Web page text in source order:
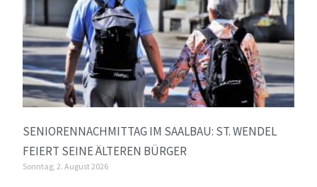
SENIORENNACHMITTAG IM SAALBAU: ST. WENDEL
FEIERT SEINE ÄLTEREN BÜRGER
Sonntag, 2. August 2026